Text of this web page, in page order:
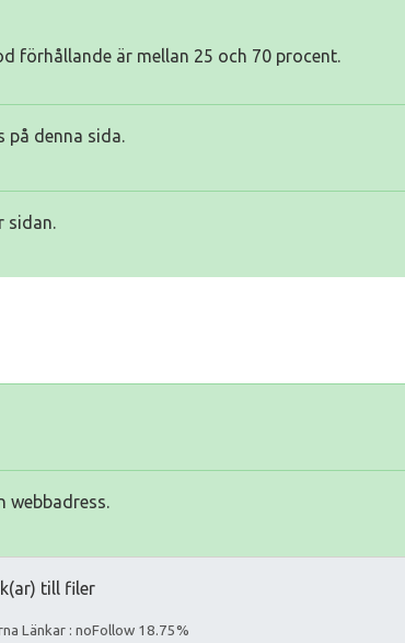
förhållande är mellan 25 och 70 procent.
på denna sida.
sidan.
webbadress.
till filer
Länkar : noFollow 18.75%